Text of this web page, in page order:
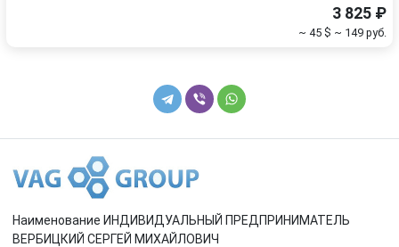
3 825 ₽
~ 45 $ ~ 149 руб.
Наименование ИНДИВИДУАЛЬНЫЙ ПРЕДПРИНИМАТЕЛЬ
ВЕРБИЦКИЙ СЕРГЕЙ МИХАЙЛОВИЧ